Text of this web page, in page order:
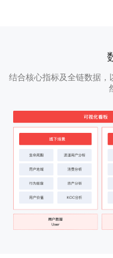
结合核心指标及全链数据